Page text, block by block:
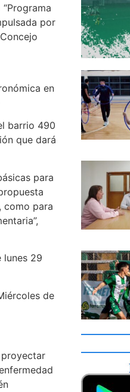
por
en
l barrio 490
que dará
para
como para
lunes 29
de